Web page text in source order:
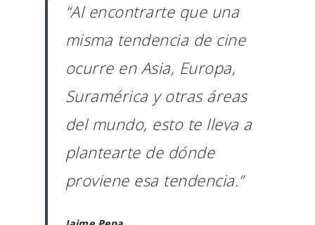
“Al encontrarte que una
misma tendencia de cine
ocurre en Asia, Europa,
Suramérica y otras áreas
del mundo, esto te lleva a
plantearte de dónde
proviene esa tendencia.”